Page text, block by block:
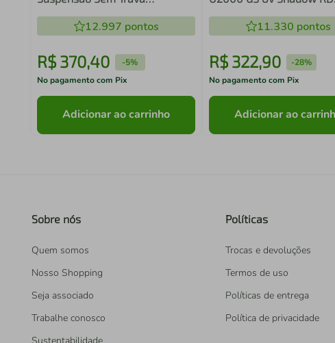
12.997 pontos
R$ 370,40 -5%
No pagamento com Pix
Adicionar ao carrinho
11.330 pontos
R$ 322,90 -28%
No pagamento com Pix
Adicionar ao
Sobre nós
Quem somos
Nosso Shopping
Seja associado
Trabalhe conosco
Políticas
Trocas e devoluções
Termos de uso
Políticas de entrega
Política de privacidade